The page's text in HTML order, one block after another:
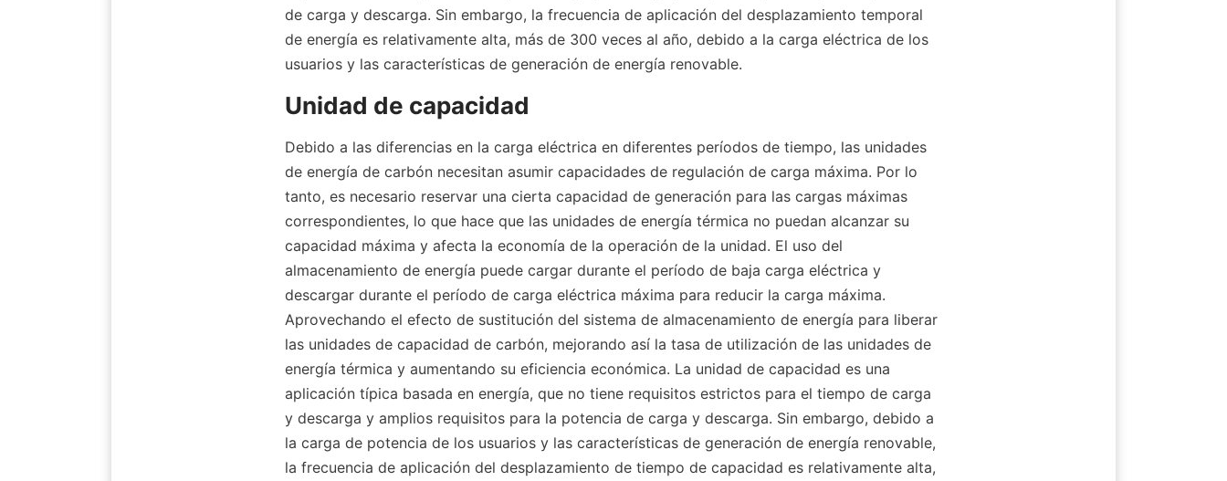
de carga y descarga. Sin embargo, la frecuencia de aplicación del desplazamiento temporal
de energía es relativamente alta, más de 300 veces al año, debido a la carga eléctrica de los
usuarios y las características de generación de energía renovable.
Unidad de capacidad
Debido a las diferencias en la carga eléctrica en diferentes períodos de tiempo, las unidades
de energía de carbón necesitan asumir capacidades de regulación de carga máxima. Por lo
tanto, es necesario reservar una cierta capacidad de generación para las cargas máximas
correspondientes, lo que hace que las unidades de energía térmica no puedan alcanzar su
capacidad máxima y afecta la economía de la operación de la unidad. El uso del
almacenamiento de energía puede cargar durante el período de baja carga eléctrica y
descargar durante el período de carga eléctrica máxima para reducir la carga máxima.
Aprovechando el efecto de sustitución del sistema de almacenamiento de energía para liberar
las unidades de capacidad de carbón, mejorando así la tasa de utilización de las unidades de
energía térmica y aumentando su eficiencia económica. La unidad de capacidad es una
aplicación típica basada en energía, que no tiene requisitos estrictos para el tiempo de carga
y descarga y amplios requisitos para la potencia de carga y descarga. Sin embargo, debido a
la carga de potencia de los usuarios y las características de generación de energía renovable,
la frecuencia de aplicación del desplazamiento de tiempo de capacidad es relativamente alta,